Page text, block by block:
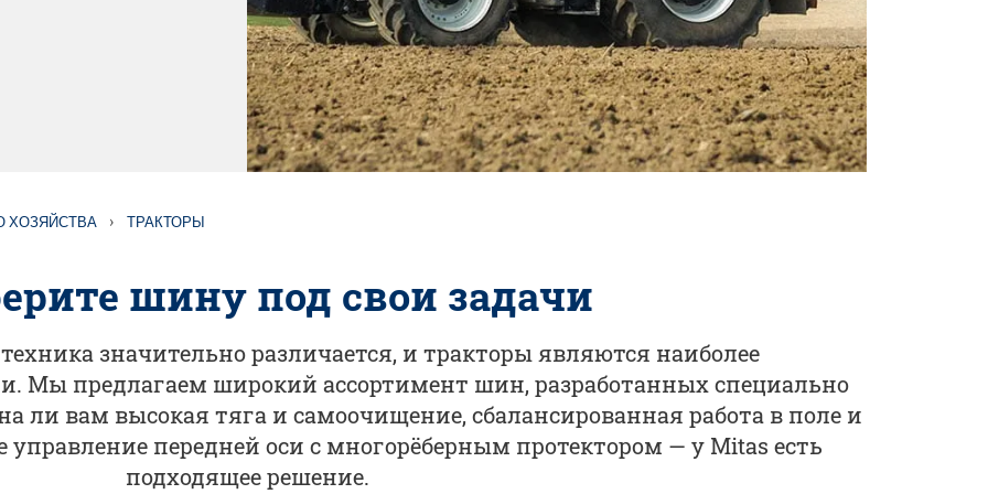
ХОЗЯЙСТВА › ТРАКТОРЫ
шину под свои задачи
значительно различается, и тракторы являются наиболее
Мы предлагаем широкий ассортимент шин, разработанных специально
ли вам высокая тяга и самоочищение, сбалансированная работа в поле и
управление передней оси с многорёберным протектором — у Mitas есть
подходящее решение.